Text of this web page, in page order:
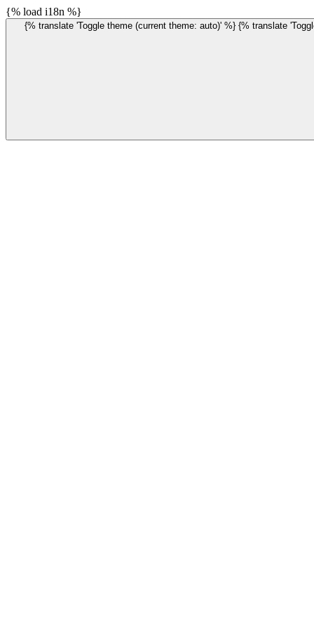
{% load i18n %}
{% translate 'Toggle theme (current theme: auto)' %} {% translate